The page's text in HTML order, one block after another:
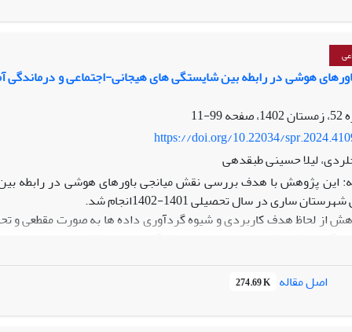
متجاهر و خودمعرف، ضرورت تدارک دوره آشنایی با عملکرد
هوشی در رابطه بین شایستگی های هیجانی-اجتماعی و
99-11
https://doi.org/10.22034/
لیلا حسینی طبقدهی
این پژوهش با هدف بررسی نقش میانجی باورهای هوشی در رابطه
ساری در سال تحصیلی 1401-1402انجام شد.
از لحاظ هدف کاربردی و شیوه گردآوری داده ها به صورت مقطعی و
ها نشان داد روابط معنا داری بین شایستگی های هیجانی-اجتماعی و
اصل مقاله 274.69 K